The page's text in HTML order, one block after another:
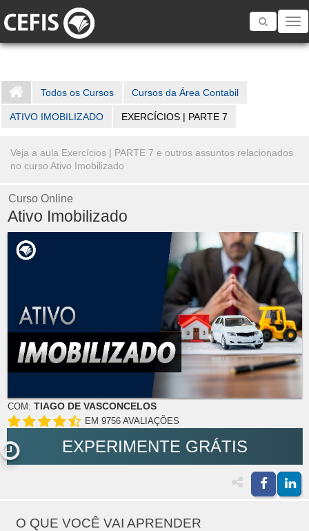
Toggle
Todos os Cursos Cursos da Área Contabil
ATIVO IMOBILIZADO EXERCÍCIOS | PARTE 7
Veja a aula Exercícios | PARTE 7 e outros assuntos relacionados
no curso Ativo Imobilizado
Curso Online
Ativo Imobilizado
COM: TIAGO DE VASCONCELOS
EM 9756 AVALIAÇÕES
EXPERIMENTE GRÁTIS
O QUE VOCÊ VAI APRENDER